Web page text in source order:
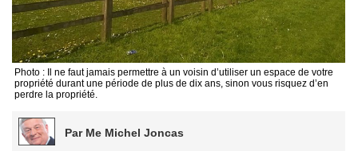
Photo : Il ne faut jamais permettre à un voisin d’utiliser un espace de votre
propriété durant une période de plus de dix ans, sinon vous risquez d’en
perdre la propriété.
Par Me Michel Joncas